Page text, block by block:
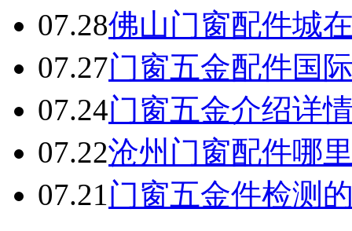
07.28佛山门窗配件城
07.27门窗五金配件国
07.24门窗五金介绍详
07.22沧州门窗配件哪
07.21门窗五金件检测